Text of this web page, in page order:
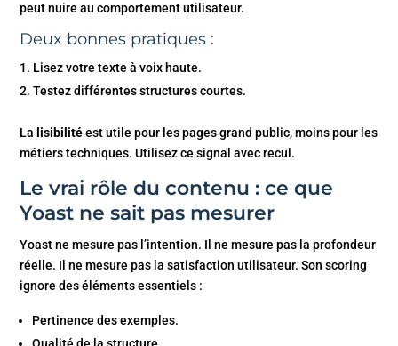
peut nuire au comportement utilisateur.
Deux bonnes pratiques :
Lisez votre texte à voix haute.
Testez différentes structures courtes.
La lisibilitéest utile pour les pages grand public, moins pour les
métiers techniques. Utilisez ce signal avec recul.
Le vrai rôle du contenu : ce que
Yoast ne sait pas mesurer
Yoast ne mesure pas l’intention. Il ne mesure pas la profondeur
réelle. Il ne mesure pas la satisfaction utilisateur. Son scoring
ignore des éléments essentiels :
Pertinence des exemples.